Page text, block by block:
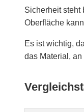
Sicherheit steht
Oberfläche
Es ist wichtig,
das Material,